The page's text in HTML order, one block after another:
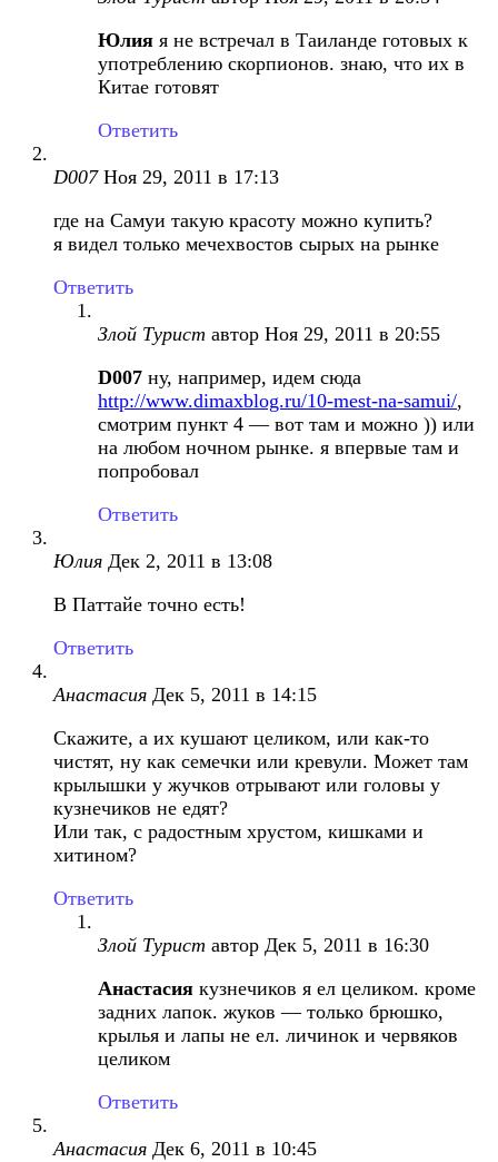
Юлия я не встречал в Таиланде готовых к
употреблению скорпионов. знаю, что их в
Китае готовят
Ответить
D007 Ноя 29, 2011 в 17:13
где на Самуи такую красоту можно купить?
я видел только мечехвостов сырых на рынке
Ответить
Злой Турист автор Ноя 29, 2011 в 20:55
D007 ну, например, идем сюда
http://www.dimaxblog.ru/10-mest-na-samui/,
смотрим пункт 4 — вот там и можно )) или
на любом ночном рынке. я впервые там и
попробовал
Ответить
Юлия Дек 2, 2011 в 13:08
В Паттайе точно есть!
Ответить
Анастасия Дек 5, 2011 в 14:15
Скажите, а их кушают целиком, или как-то
чистят, ну как семечки или кревули. Может там
крылышки у жучков отрывают или головы у
кузнечиков не едят?
Или так, с радостным хрустом, кишками и
хитином?
Ответить
Злой Турист автор Дек 5, 2011 в 16:30
Анастасия кузнечиков я ел целиком. кроме
задних лапок. жуков — только брюшко,
крылья и лапы не ел. личинок и червяков
целиком
Ответить
Анастасия Дек 6, 2011 в 10:45